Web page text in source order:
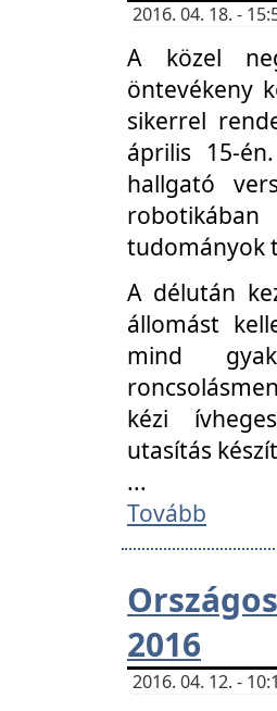
2016. 04. 18. -
A közel
öntevékeny
sikerrel
április 15-
hallgató
tudományok
A délután
állomást
mind
kézi
utasítás
...
Tovább
2016
2016. 04. 12. -